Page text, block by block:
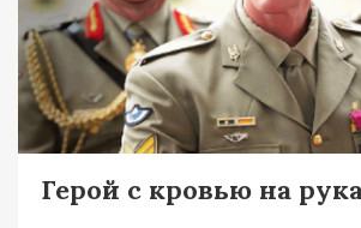
Герой с кровью на